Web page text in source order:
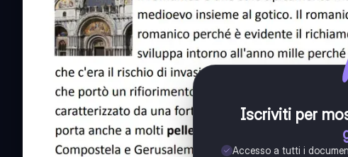
Iscriviti per
Accesso a tutti i